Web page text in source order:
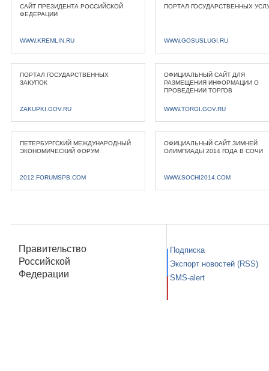
САЙТ ПРЕЗИДЕНТА РОССИЙСКОЙ
ФЕДЕРАЦИИ
WWW.KREMLIN.RU
ПОРТАЛ ГОСУДАРСТВЕННЫХ
WWW.GOSUSLUGI.RU
ПОРТАЛ ГОСУДАРСТВЕННЫХ
ЗАКУПОК
ZAKUPKI.GOV.RU
ОФИЦИАЛЬНЫЙ САЙТ ДЛЯ
РАЗМЕЩЕНИЯ ИНФОРМАЦИИ О
ПРОВЕДЕНИИ ТОРГОВ
WWW.TORGI.GOV.RU
ПЕТЕРБУРГСКИЙ МЕЖДУНАРОДНЫЙ
ЭКОНОМИЧЕСКИЙ ФОРУМ
2012.FORUMSPB.COM
ОФИЦИАЛЬНЫЙ САЙТ ЗИМНЕЙ
ОЛИМПИАДЫ 2014 ГОДА В СОЧИ
WWW.SOCHI2014.COM
Правительство
Российской
Федерации
Подписка
Экспорт новостей (RSS)
SMS-alert